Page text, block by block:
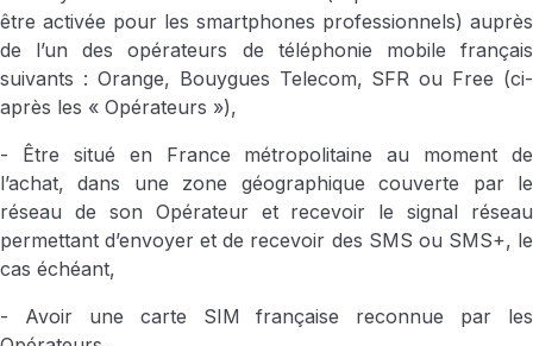
être activée pour les smartphones professionnels) auprès
de l’un des opérateurs de téléphonie mobile français
suivants : Orange, Bouygues Telecom, SFR ou Free (ci-
après les « Opérateurs »),
- Être situé en France métropolitaine au moment de
l’achat, dans une zone géographique couverte par le
réseau de son Opérateur et recevoir le signal réseau
permettant d’envoyer et de recevoir des SMS ou SMS+, le
cas échéant,
- Avoir une carte SIM française reconnue par les